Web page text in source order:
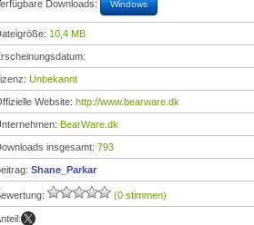
Downloads: Windows
10,4 MB
Unbekannt
Website: http://www.bearware.dk
BearWare.dk
insgesamt: 793
Shane_Parkar
(0 stimmen)